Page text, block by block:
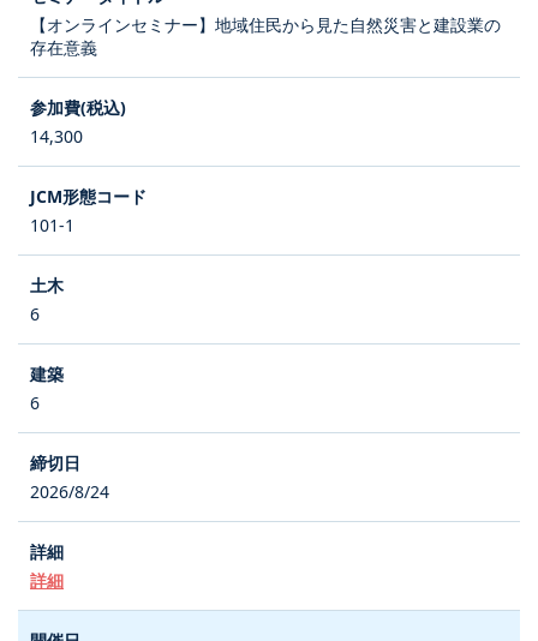
【オンラインセミナー】地域住民から見た自然災害と建設業の
存在意義
14,300
101-1
6
6
2026/8/24
詳細